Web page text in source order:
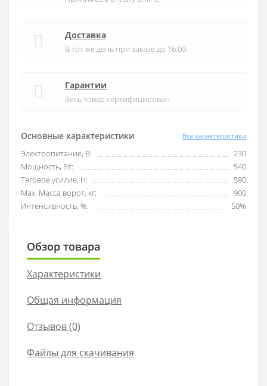
Основные характеристики Все характеристики
Электропитание, В:
230
Мощность, Вт:
540
Тяговое усилие, Н:
590
Мах. Масса ворот, кг:
900
Интенсивность, %:
50%
Доставка
В тот же день при заказе до 16:00
Гарантии
Весь товар сертифицирован
Обзор товара
Характеристики
Общая информация
Отзывов (0)
Файлы для скачивания